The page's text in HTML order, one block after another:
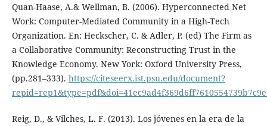
Quan-Haase, A.& Wellman, B. (2006). Hyperconnected Net
Work: Computer-Mediated Community in a High-Tech
Organization. En: Heckscher, C. & Adler, P. (ed) The Firm as
a Collaborative Community: Reconstructing Trust in the
Knowledge Economy. New York: Oxford University Press,
(pp.281–333). https://citeseerx.ist.psu.edu/document?
Reig, D., & Vilches, L. F. (2013). Los jóvenes en la era de la